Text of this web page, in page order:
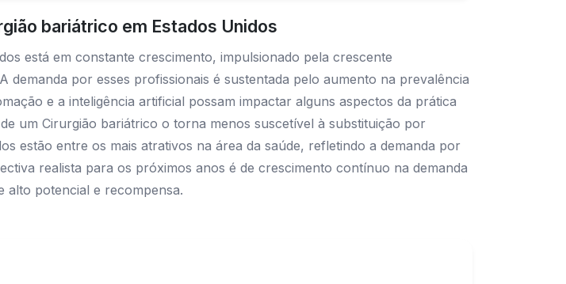
bariátrico em Estados Unidos
está em constante crescimento, impulsionado pela crescente
demanda por esses profissionais é sustentada pelo aumento na prevalência
e a inteligência artificial possam impactar alguns aspectos da prática
um Cirurgião bariátrico o torna menos suscetível à substituição por
estão entre os mais atrativos na área da saúde, refletindo a demanda por
realista para os próximos anos é de crescimento contínuo na demanda
alto potencial e recompensa.